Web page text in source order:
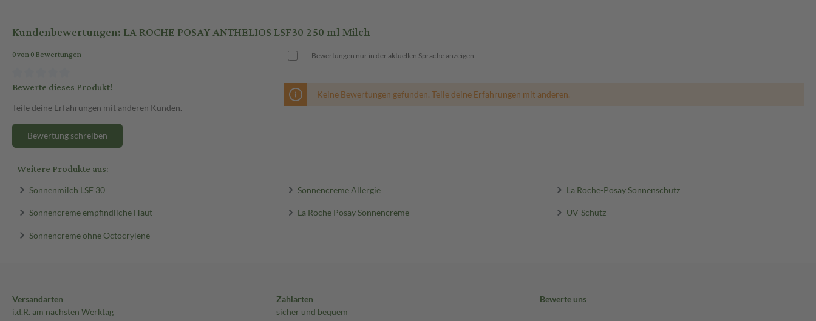
Kundenbewertungen: LA ROCHE POSAY ANTHELIOS LSF30 250 ml Milch
0 von 0 Bewertungen
Bewerte dieses Produkt!
Teile deine Erfahrungen mit anderen Kunden.
Bewertung schreiben
Bewertungen nur in der aktuellen Sprache anzeigen.
Keine Bewertungen gefunden. Teile deine Erfahrungen mit anderen.
Weitere Produkte aus:
Sonnenmilch LSF 30 Sonnencreme Allergie La Roche-Posay Sonnenschutz
Sonnencreme empfindliche Haut La Roche Posay Sonnencreme UV-Schutz
Sonnencreme ohne Octocrylene
Versandarten
i.d.R. am nächsten Werktag
Zahlarten
sicher und bequem
Bewerte uns